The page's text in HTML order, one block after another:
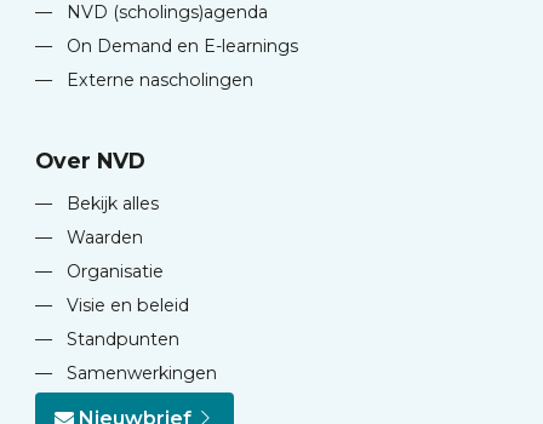
—
NVD (scholings)agenda
—
On Demand en E-learnings
—
Externe nascholingen
Over NVD
—
Bekijk alles
—
Waarden
—
Organisatie
—
Visie en beleid
—
Standpunten
—
Samenwerkingen
Nieuwbrief